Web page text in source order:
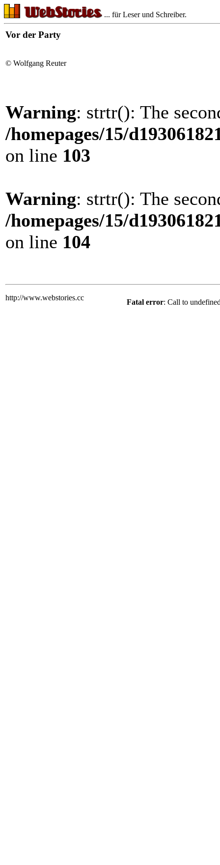
... für Leser und Schreiber.
Vor der Party
© Wolfgang Reuter
Warning: strtr(): The
/homepages/15/
on line 103
Warning: strtr(): The
/homepages/15/
on line 104
http://www.webstories.cc
Fatal error: Call to